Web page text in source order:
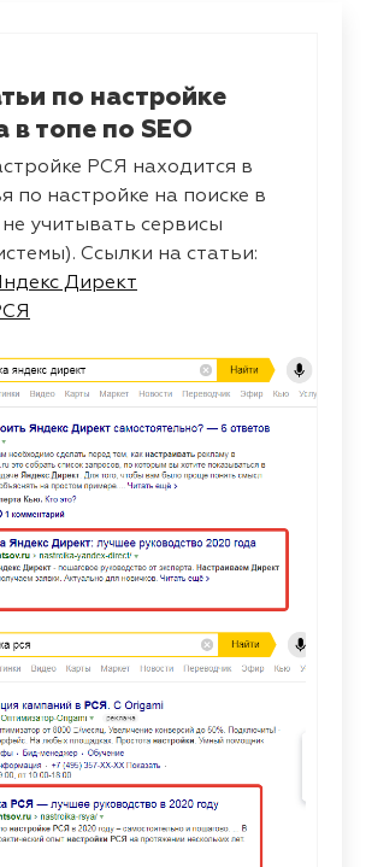
по настройке
в топе по SEO
РСЯ находится в
по настройке на поиске в
учитывать сервисы
Ссылки на статьи:
Директ